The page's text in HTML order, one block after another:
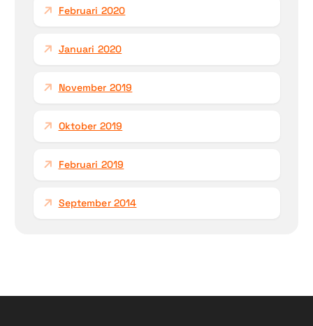
Februari 2020
Januari 2020
November 2019
Oktober 2019
Februari 2019
September 2014